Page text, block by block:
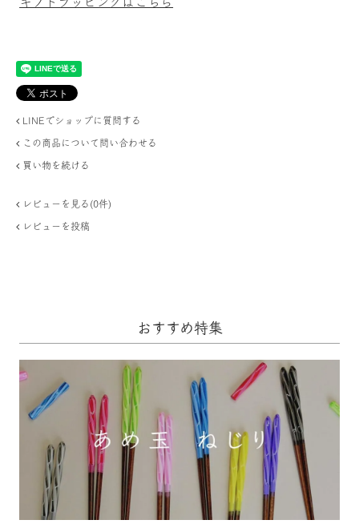
LINEでショップに質問する
この商品について問い合わせる
買い物を続ける
レビューを見る(0件)
レビューを投稿
おすすめ特集